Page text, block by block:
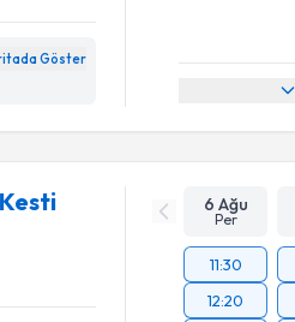
Göster
6 Ağu
Per
11:30
12:20